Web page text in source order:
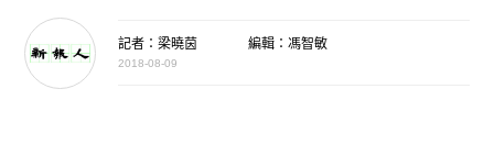
記者：梁曉茵 編輯：馮智敏
2018-08-09